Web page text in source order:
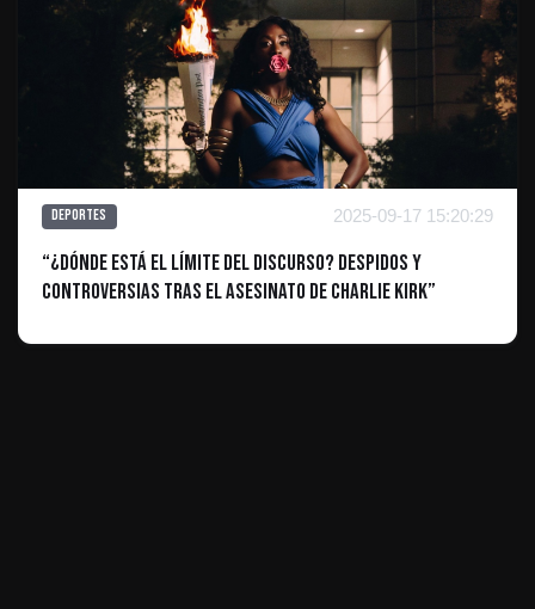
Deportes 2025-09-17 15:20:29
“¿Dónde está el límite del discurso? Despidos y
controversias tras el asesinato de Charlie Kirk”